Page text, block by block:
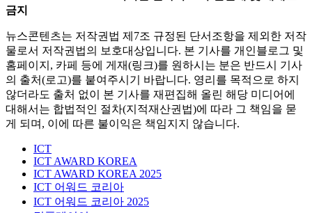
금지
뉴스콘텐츠는 저작권법 제7조 규정된 단서조항을 제외한 저작
물로서 저작권법의 보호대상입니다. 본 기사를 개인블로그 및
홈페이지, 카페 등에 게재(링크)를 원하시는 분은 반드시 기사
의 출처(로고)를 붙여주시기 바랍니다. 영리를 목적으로 하지
않더라도 출처 없이 본 기사를 재편집해 올린 해당 미디어에
대해서는 합법적인 절차(지적재산권법)에 따라 그 책임을 묻
게 되며, 이에 따른 불이익은 책임지지 않습니다.
ICT
ICT AWARD KOREA
ICT AWARD KOREA 2025
ICT 어워드 코리아
ICT 어워드 코리아 2025